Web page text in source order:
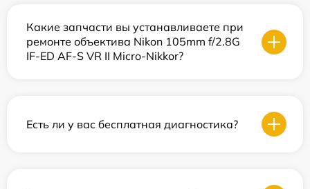
Какие запчасти вы устанавливаете при
ремонте объектива Nikon 105mm f/2.8G
IF-ED AF-S VR II Micro-Nikkor?
Есть ли у вас бесплатная диагностика?